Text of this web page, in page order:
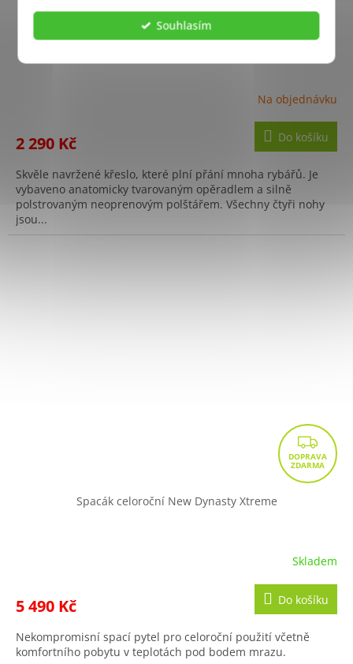
Souhlasím
Židle polohovací Comfort Quattro
Na objednávku
2 290 Kč Do košíku
Skvěle navržené křeslo, které plní přání mnoha rybářů. Je
vybaveno anatomicky tvarovaným opěradlem a silně
polstrovaným neoprenovým polštářem. Všechny čtyři nohy
jsou...
Z
D
A
Spacák celoroční New Dynasty Xtreme
Skladem
5 490 Kč Do košíku
Nekompromisní spací pytel pro celoroční použití včetně
komfortního pobytu v teplotách pod bodem mrazu.